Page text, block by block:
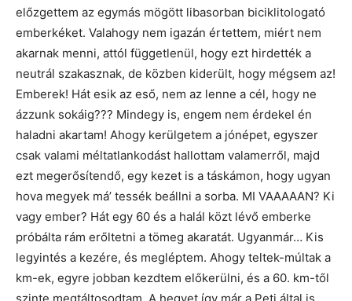
előzgettem az egymás mögött libasorban biciklitologató
emberkéket. Valahogy nem igazán értettem, miért nem
akarnak menni, attól függetlenül, hogy ezt hirdették a
neutrál szakasznak, de közben kiderült, hogy mégsem az!
Emberek! Hát esik az eső, nem az lenne a cél, hogy ne
ázzunk sokáig??? Mindegy is, engem nem érdekel én
haladni akartam! Ahogy kerülgetem a jónépet, egyszer
csak valami méltatlankodást hallottam valamerről, majd
ezt megerősítendő, egy kezet is a táskámon, hogy ugyan
hova megyek má’ tessék beállni a sorba. MI VAAAAAN? Ki
vagy ember? Hát egy 60 és a halál közt lévő emberke
próbálta rám erőltetni a tömeg akaratát. Ugyanmár… Kis
legyintés a kezére, és megléptem. Ahogy teltek-múltak a
km-ek, egyre jobban kezdtem előkerülni, és a 60. km-től
szinte megtáltosodtam. A hegyet így már a Peti által is